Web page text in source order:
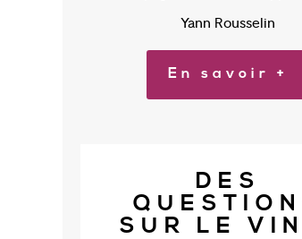
Yann Rousselin
En savoir +
DES
SUR LE